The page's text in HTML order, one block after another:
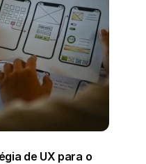
de UX para o